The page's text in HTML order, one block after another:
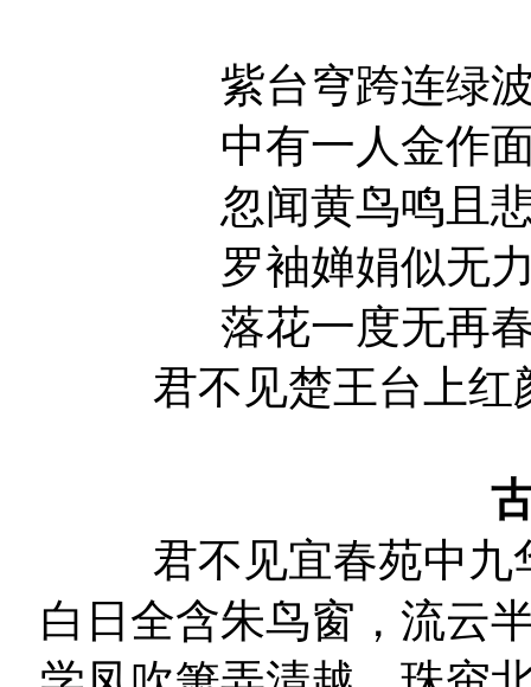
紫台穹跨连绿
中有一人金作
忽闻黄鸟鸣且
罗袖婵娟似无
落花一度无再
君不见楚王台上红
君不见宜春苑中九
白日全含朱鸟窗，流云